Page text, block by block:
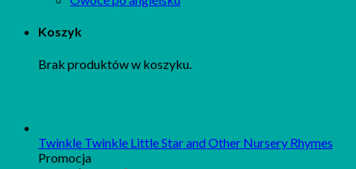
Koszyk
Brak produktów w koszyku.
Twinkle Twinkle Little Star and Other Nursery Rhymes
PromocjaProdukt